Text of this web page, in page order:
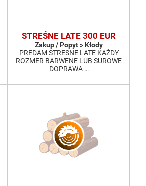
STREŚNE LATE 300 EUR
Zakup / Popyt > Kłody
PREDAM STRESNE LATE KAŻDY
ROZMER BARWENE LUB SUROWE
DOPRAWA …